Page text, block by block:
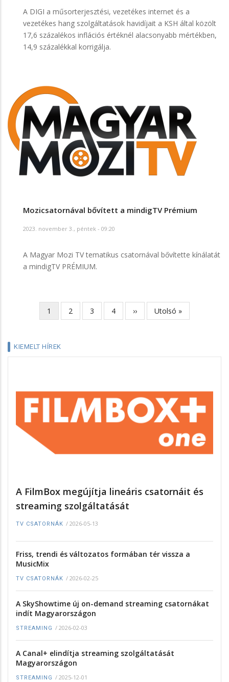
A DIGI a műsorterjesztési, vezetékes internet és a
vezetékes hang szolgáltatások havidíjait a KSH által közölt
17,6 százalékos inflációs értéknél alacsonyabb mértékben,
14,9 százalékkal korrigálja.
Mozicsatornával bővített a mindigTV Prémium
2023. november 3., péntek - 09:20
A Magyar Mozi TV tematikus csatornával bővítette kínálatát
a mindigTV PRÉMIUM.
Oldalszámozás
Jelenlegi
oldal
1 Page
2 Page
3 Page
4
Következő
oldal
››
Utolsó
oldal
Utolsó »
KIEMELT HÍREK
A FilmBox megújítja lineáris csatornáit és
streaming szolgáltatását
TV CSATORNÁK / 2026-05-13
Friss, trendi és változatos formában tér vissza a
MusicMix
TV CSATORNÁK / 2026-02-25
A SkyShowtime új on-demand streaming csatornákat
indít Magyarországon
STREAMING / 2026-02-03
A Canal+ elindítja streaming szolgáltatását
Magyarországon
STREAMING / 2025-12-01